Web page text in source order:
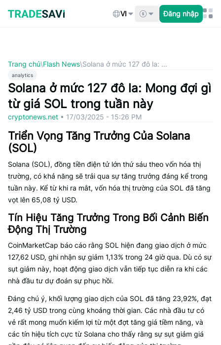
qua
nội
VI Đăng nhập
Trang chủ\Flash News\Solana ở mức 127 đô la: ...
analytics
Solana ở mức 127 đô la: Mong đợi gì
từ giá SOL trong tuần này
cryptonews.net • 17/03/2025 - 15:26 PM
Triển Vọng Tăng Trưởng Của Solana
(SOL)
Solana (SOL), đồng tiền điện tử lớn thứ sáu theo vốn hóa thị
trường, có khả năng sẽ trải qua sự tăng trưởng đáng kể trong
tuần này. Kể từ khi ra mắt, vốn hóa thị trường của SOL đã tăng
vọt lên 65,08 tỷ USD.
Tín Hiệu Tăng Trưởng Trong Bối Cảnh Biến
Động Thị Trường
CoinMarketCap báo cáo rằng SOL hiện đang giao dịch ở mức
127,62 USD, ghi nhận sự giảm 1,13% trong 24 giờ qua. Dù có sự
sụt giảm này, hoạt động giao dịch vẫn tiếp tục diễn ra khi các
nhà đầu tư dự đoán sự phục hồi.
Đáng chú ý, khối lượng giao dịch của SOL đã tăng 23,92%, đạt
2,46 tỷ USD trong cùng khoảng thời gian. Các nhà đầu tư có
vẻ rất mong muốn kiếm lợi từ một đợt tăng giá tiềm năng, và
các tín hiệu tích cực từ Solana cho thấy rằng sự sụt giảm giá